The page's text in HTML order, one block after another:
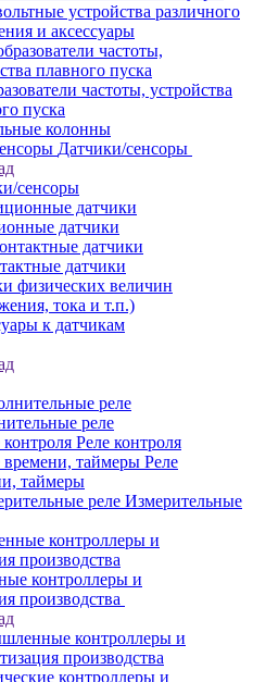
устройства различного
и аксессуары
частоты, устройства
пуска
колонны
Датчики/сенсоры
сенсоры
датчики
датчики
физических величин
тока и т.п.)
к датчикам
реле
Реле контроля
Реле
таймеры
Измерительные
контроллеры и
производства
контроллеры и
производства